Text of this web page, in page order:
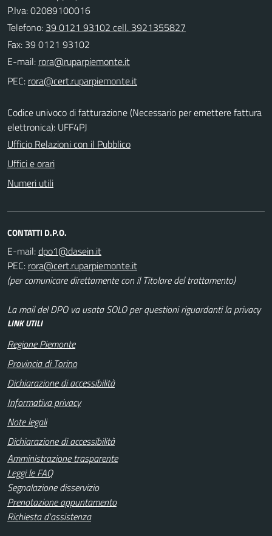
P.Iva: 02089100016
Telefono: 39 0121 93102 cell. 3921355827
Fax: 39 0121 93102
E-mail:
PEC:
Codice univoco di fatturazione (Necessario per emettere fattura
elettronica): UFF4PJ
Ufficio Relazioni con il Pubblico
Uffici e orari
Numeri utili
CONTATTI D.P.O.
E-mail:
PEC:
(per comunicare direttamente con il Titolare del trattamento)
La mail del DPO va usata SOLO per questioni riguardanti la privacy
LINK UTILI
Regione Piemonte
Provincia di Torino
Dichiarazione di accessibilità
Informativa privacy
Note legali
Dichiarazione di accessibilità
Amministrazione trasparente
Leggi le FAQ
Segnalazione disservizio
Prenotazione appuntamento
Richiesta d'assistenza